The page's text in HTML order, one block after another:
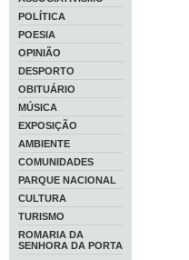
POLÍTICA
POESIA
OPINIÃO
DESPORTO
OBITUÁRIO
MÚSICA
EXPOSIÇÃO
AMBIENTE
COMUNIDADES
PARQUE NACIONAL
CULTURA
TURISMO
ROMARIA DA
SENHORA DA PORTA